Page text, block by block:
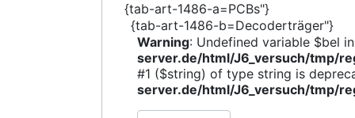
{tab-art-1486-a=PCBs"}
{tab-art-1486-b=Decoderträger"}
Warning: Undefined variable $bel
server.de/html/J6_versuch/tmp/
#1 ($string) of type string is
server.de/html/J6_versuch/tmp/